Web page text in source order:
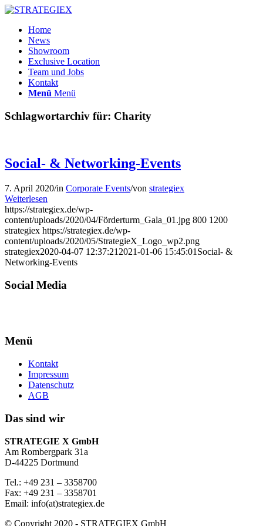
Home
News
Showroom
Exclusive Location
Team und Jobs
Kontakt
Menü Menü
Schlagwortarchiv für: Charity
Social- & Networking-Events
7. April 2020/in Corporate Events/von strategiex
Weiterlesen
https://strategiex.de/wp-
content/uploads/2020/04/Förderturm_Gala_01.jpg 800 1200
strategiex https://strategiex.de/wp-
content/uploads/2020/05/StrategieX_Logo_wp2.png
strategiex2020-04-07 12:37:21 2021-01-06 15:45:01 Social- &
Networking-Events
Social Media
Menü
Kontakt
Impressum
Datenschutz
AGB
Das sind wir
STRATEGIE X GmbH
Am Rombergpark 31a
D-44225 Dortmund
Tel.: +49 231 – 3358700
Fax: +49 231 – 3358701
Email: info(at)strategiex.de
© Copyright 2020 - STRATEGIEX GmbH